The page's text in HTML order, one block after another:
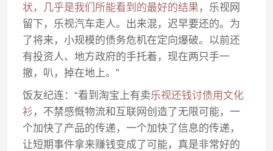
状，几乎是我们所能看到的最好的结果 ，乐视网
留下，乐视汽车走人。出来混，迟早要还的。为
了将来，小规模的债务危机在定向爆破。以前还
有投资人、地方政府的手托着，现在两只手一
撤，叭，掉在地上。”
饭友纪连：“看到淘宝上有卖乐视还钱讨债用文化
衫 ，不禁感慨物流和互联网创造了无限可能，一
个加快了产品的传递，一个加快了信息的传递，
让短期事件拿来赚钱变成了可能，真是非常好的